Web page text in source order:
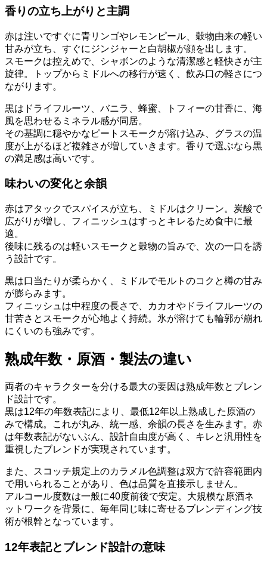
香りの立ち上がりと主調
赤は注いですぐに青リンゴやレモンピール、穀物由来の軽い
甘みが立ち、すぐにジンジャーと白胡椒が顔を出します。
スモークは控えめで、シャボンのような清潔感と軽快さが主
旋律。トップからミドルへの移行が速く、飲み口の軽さにつ
ながります。
黒はドライフルーツ、バニラ、蜂蜜、トフィーの甘香に、海
風を思わせるミネラル感が同居。
その基調に穏やかなピートスモークが溶け込み、グラスの温
度が上がるほど複雑さが増していきます。香りで選ぶなら黒
の満足感は高いです。
味わいの変化と余韻
赤はアタックでスパイスが立ち、ミドルはクリーン。炭酸で
広がりが増し、フィニッシュはすっとキレるため食中に最
適。
後味に残るのは軽いスモークと穀物の旨みで、次の一口を誘
う設計です。
黒は口当たりが柔らかく、ミドルでモルトのコクと樽の甘み
が膨らみます。
フィニッシュは中程度の長さで、カカオやドライフルーツの
甘苦さとスモークが心地よく持続。氷が溶けても輪郭が崩れ
にくいのも強みです。
熟成年数・原酒・製法の違い
両者のキャラクターを分ける最大の要因は熟成年数とブレン
ド設計です。
黒は12年の年数表記により、最低12年以上熟成した原酒の
みで構成。これが丸み、統一感、余韻の長さを生みます。赤
は年数表記がないぶん、設計自由度が高く、キレと汎用性を
重視したブレンドが実現されています。
また、スコッチ規定上のカラメル色調整は双方で許容範囲内
で用いられることがあり、色は品質を直接示しません。
アルコール度数は一般に40度前後で安定。大規模な原酒ネ
ットワークを背景に、毎年同じ味に寄せるブレンディング技
術が根幹となっています。
12年表記とブレンド設計の意味